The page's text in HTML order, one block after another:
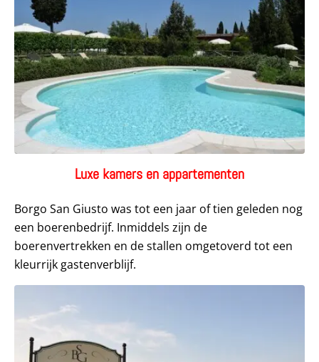
Luxe kamers en appartementen
Borgo San Giusto was tot een jaar of tien geleden nog
een boerenbedrijf. Inmiddels zijn de
boerenvertrekken en de stallen omgetoverd tot een
kleurrijk gastenverblijf.